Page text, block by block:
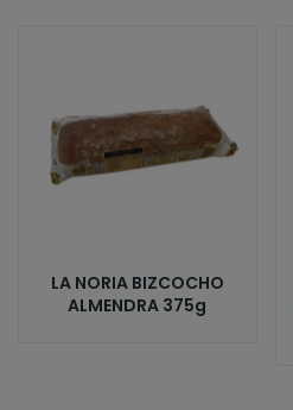
LA NORIA BIZCOCHO
ALMENDRA 375g